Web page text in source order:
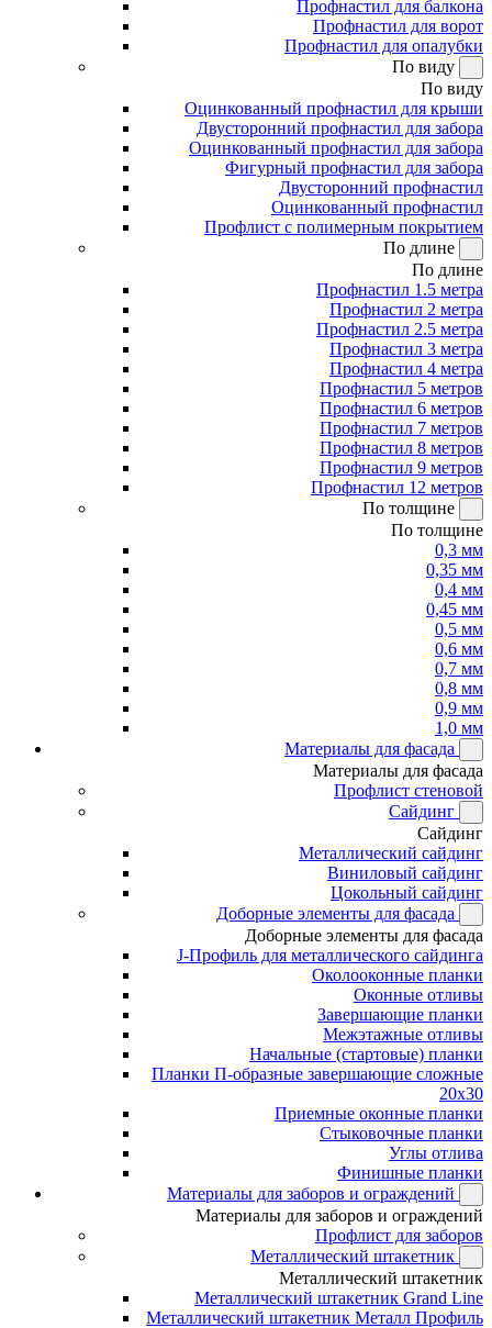
Профнастил для балкона
Профнастил для ворот
Профнастил для опалубки
По виду
По виду
Оцинкованный профнастил для крыши
Двусторонний профнастил для забора
Оцинкованный профнастил для забора
Фигурный профнастил для забора
Двусторонний профнастил
Оцинкованный профнастил
Профлист с полимерным покрытием
По длине
По длине
Профнастил 1.5 метра
Профнастил 2 метра
Профнастил 2.5 метра
Профнастил 3 метра
Профнастил 4 метра
Профнастил 5 метров
Профнастил 6 метров
Профнастил 7 метров
Профнастил 8 метров
Профнастил 9 метров
Профнастил 12 метров
По толщине
По толщине
0,3 мм
0,35 мм
0,4 мм
0,45 мм
0,5 мм
0,6 мм
0,7 мм
0,8 мм
0,9 мм
1,0 мм
Материалы для фасада
Материалы для фасада
Профлист стеновой
Сайдинг
Сайдинг
Металлический сайдинг
Виниловый сайдинг
Цокольный сайдинг
Доборные элементы для фасада
Доборные элементы для фасада
J-Профиль для металлического сайдинга
Околооконные планки
Оконные отливы
Завершающие планки
Межэтажные отливы
Начальные (стартовые) планки
Планки П-образные завершающие сложные
20x30
Приемные оконные планки
Стыковочные планки
Углы отлива
Финишные планки
Материалы для заборов и ограждений
Материалы для заборов и ограждений
Профлист для заборов
Металлический штакетник
Металлический штакетник
Металлический штакетник Grand Line
Металлический штакетник Металл Профиль